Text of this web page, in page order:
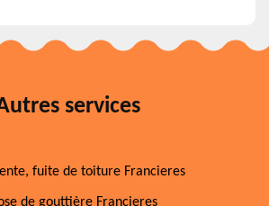
services
fuite de toiture Francieres
de gouttière Francieres